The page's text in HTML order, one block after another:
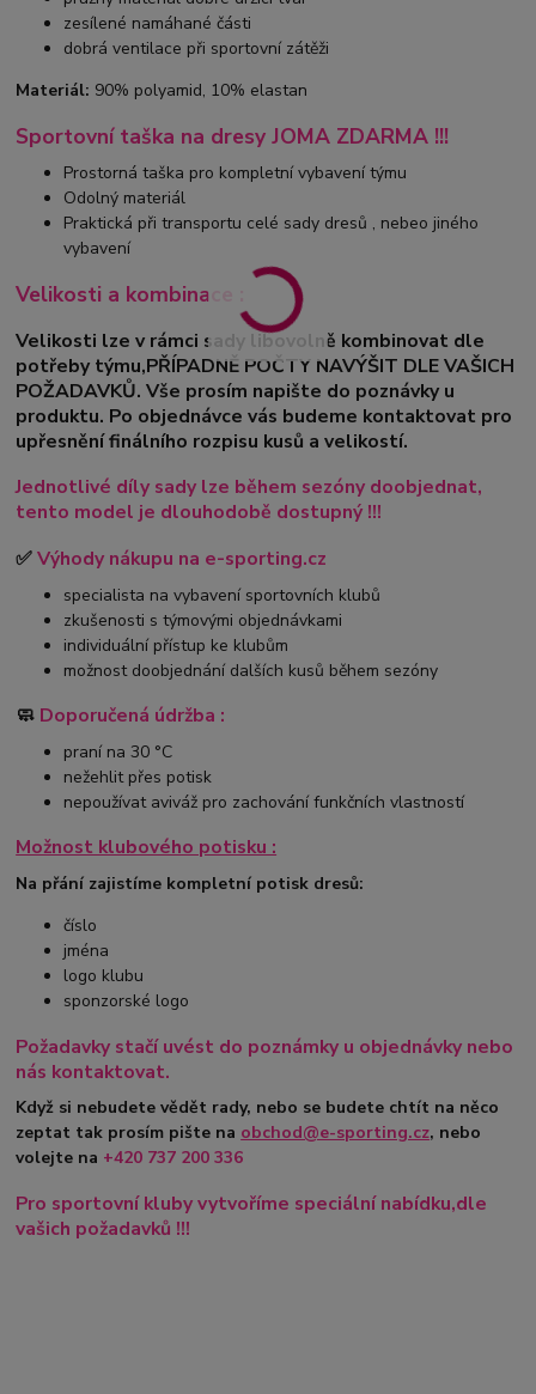
zesílené namáhané části
dobrá ventilace při sportovní zátěži
Materiál: 90% polyamid, 10% elastan
Sportovní taška na dresy JOMA ZDARMA !!!
Prostorná taška pro kompletní vybavení týmu
Odolný materiál
Praktická při transportu celé sady dresů , nebeo jiného
vybavení
Velikosti a kombinace :
Velikosti lze v rámci sady libovolně kombinovat dle
potřeby týmu,PŘÍPADNĚ POČTY NAVÝŠIT DLE VAŠICH
POŽADAVKŮ. Vše prosím napište do poznávky u
produktu. Po objednávce vás budeme kontaktovat pro
upřesnění finálního rozpisu kusů a velikostí.
Jednotlivé díly sady lze během sezóny doobjednat,
tento model je dlouhodobě dostupný !!!
✅Výhody nákupu na e-sporting.cz
specialista na vybavení sportovních klubů
zkušenosti s týmovými objednávkami
individuální přístup ke klubům
možnost doobjednání dalších kusů během sezóny
🧼 Doporučená údržba :
praní na 30 °C
nežehlit přes potisk
nepoužívat aviváž pro zachování funkčních vlastností
Možnost klubového potisku :
Na přání zajistíme kompletní potisk dresů:
číslo
jména
logo klubu
sponzorské logo
Požadavky stačí uvést do poznámky u objednávky nebo
nás kontaktovat.
Když si nebudete vědět rady, nebo se budete chtít na něco
zeptat tak prosím pište na obchod@e-sporting.cz, nebo
volejte na +420 737 200 336
Pro sportovní kluby vytvoříme speciální nabídku,dle
vašich požadavků !!!